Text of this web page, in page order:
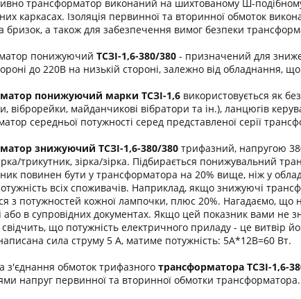
трансформатор виконаний на шихтованому Ш-
каркасах. Ізоляція первинної та вторинної обмоток
бризок, а також для забезпечення вимог безпеки
понижуючий ТСЗІ-1,6-380/380 - призначений для
до 220В на низькій стороні, залежно від обладнання,
понижуючий марки ТСЗІ-1,6 використовується як
віброрейки, майданчикові вібратори та ін.), ланцюгів
середньої потужності серед представленої серії
знижуючий ТСЗІ-1,6-380/380 трифазний, напругою
трикутник, зірка/зірка. Підбирається понижувальний
повинен бути у трансформатора на 20% вище, ніж у
всіх споживачів. Наприклад, якщо знижуючі
з потужностей кожної лампочки, плюс 20%. Нагадаємо, що
або в супровідних документах. Якщо цей показник вами не
що потужність електричного приладу - це витвір
сила струму 5 А, матиме потужність: 5А*12В=60 Вт.
з'єднання обмоток трифазного трансформатора ТСЗІ-1,6-
напруг первинної та вторинної обмотки